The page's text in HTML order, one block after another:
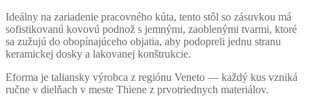
Ideálny na zariadenie pracovného kúta, tento stôl so zásuvkou má
sofistikovanú kovovú podnož s jemnými, zaoblenými tvarmi, ktoré
sa zužujú do obopínajúceho objatia, aby podopreli jednu stranu
keramickej dosky a lakovanej konštrukcie.
Eforma je taliansky výrobca z regiónu Veneto — každý kus vzniká
ručne v dielňach v meste Thiene z prvotriednych materiálov.